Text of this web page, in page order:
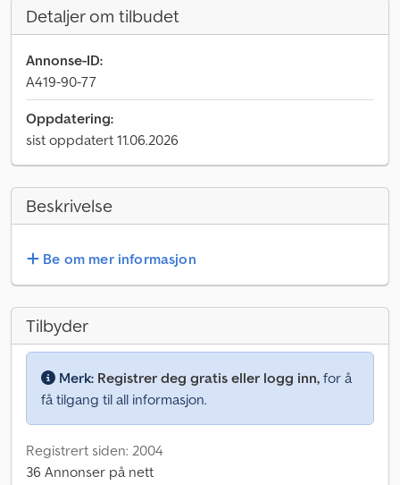
Detaljer om tilbudet
Annonse-ID:
A419-90-77
Oppdatering:
sist oppdatert 11.06.2026
Beskrivelse
Be om mer informasjon
Tilbyder
Merk: Registrer deg gratis eller logg inn, for å
få tilgang til all informasjon.
Registrert siden: 2004
36 Annonser på nett